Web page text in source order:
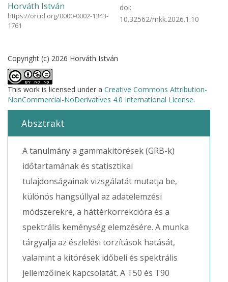
Horváth István
https://orcid.org/0000-0002-1343-
1761
doi:
10.32562/mkk.2026.1.10
Copyright (c) 2026 Horváth István
This work is licensed under a Creative Commons Attribution-
NonCommercial-NoDerivatives 4.0 International License.
Absztrakt
A tanulmány a gammakitörések (GRB-k)
időtartamának és statisztikai
tulajdonságainak vizsgálatát mutatja be,
különös hangsúllyal az adatelemzési
módszerekre, a háttérkorrekcióra és a
spektrális keménység elemzésére. A munka
tárgyalja az észlelési torzítások hatását,
valamint a kitörések időbeli és spektrális
jellemzőinek kapcsolatát. A T50 és T90